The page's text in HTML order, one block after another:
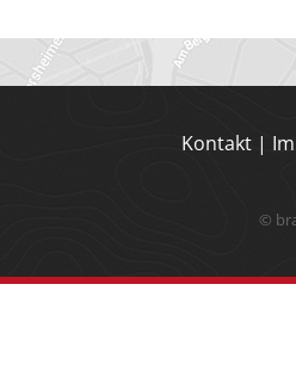
Kontakt |
©